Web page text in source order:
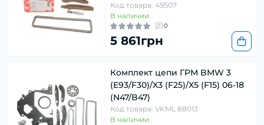
Код товара: 49507
В наличии
0
5 861грн
Комплект цепи ГРМ BMW 3
(E93/F30)/X3 (F25)/X5 (F15) 06-18
(N47/B47)
Код товара: VKML 88013
В наличии